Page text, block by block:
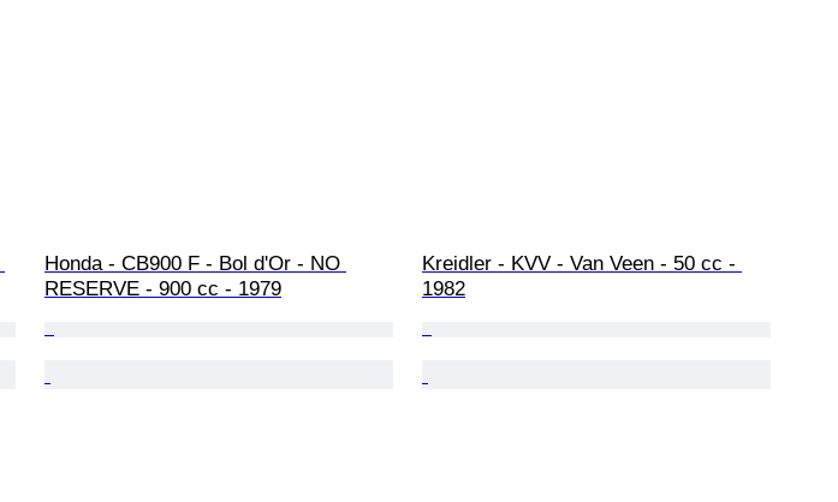
Honda - CB900 F - Bol d'Or - NO
RESERVE - 900 cc - 1979
Kreidler - KVV - Van Veen - 50 cc -
1982